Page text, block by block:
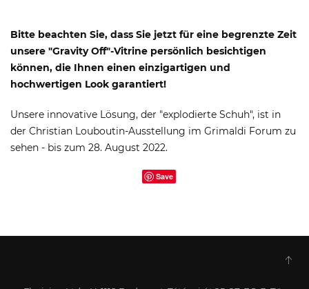
Bitte beachten Sie, dass Sie jetzt für eine begrenzte Zeit
unsere "Gravity Off"-Vitrine persönlich besichtigen
können, die Ihnen einen einzigartigen und
hochwertigen Look garantiert!
Unsere innovative Lösung, der "explodierte Schuh", ist in
der Christian Louboutin-Ausstellung im Grimaldi Forum zu
sehen - bis zum 28. August 2022.
Save